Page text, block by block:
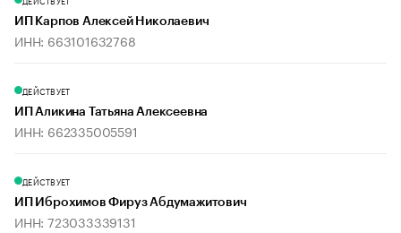
ИП Карпов Алексей Николаевич
ИНН: 663101632768
ДЕЙСТВУЕТ
ИП Аликина Татьяна Алексеевна
ИНН: 662335005591
ДЕЙСТВУЕТ
ИП Иброхимов Фируз Абдумажитович
ИНН: 723033339131